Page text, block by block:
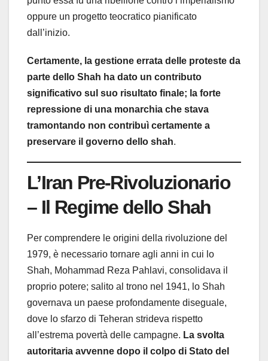
oppure un progetto teocratico pianificato
dall’inizio.
Certamente, la gestione errata delle proteste da
parte dello Shah ha dato un contributo
significativo sul suo risultato finale; la forte
repressione di una monarchia che stava
tramontando non contribuì certamente a
preservare il governo dello shah.
L’Iran Pre-Rivoluzionario
– Il Regime dello Shah
Per comprendere le origini della rivoluzione del
1979, è necessario tornare agli anni in cui lo
Shah, Mohammad Reza Pahlavi, consolidava il
proprio potere; salito al trono nel 1941, lo Shah
governava un paese profondamente diseguale,
dove lo sfarzo di Teheran strideva rispetto
all’estrema povertà delle campagne. La svolta
autoritaria avvenne dopo il colpo di Stato del